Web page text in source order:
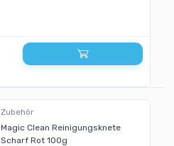
Zubehör
Magic Clean Reinigungsknete
Scharf Rot 100g